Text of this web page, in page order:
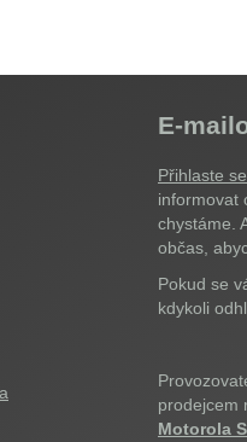
E-
Přihlaste
informovat
chystáme.
občas,
Pokud se
kdykoli
prodejcem
Motorola